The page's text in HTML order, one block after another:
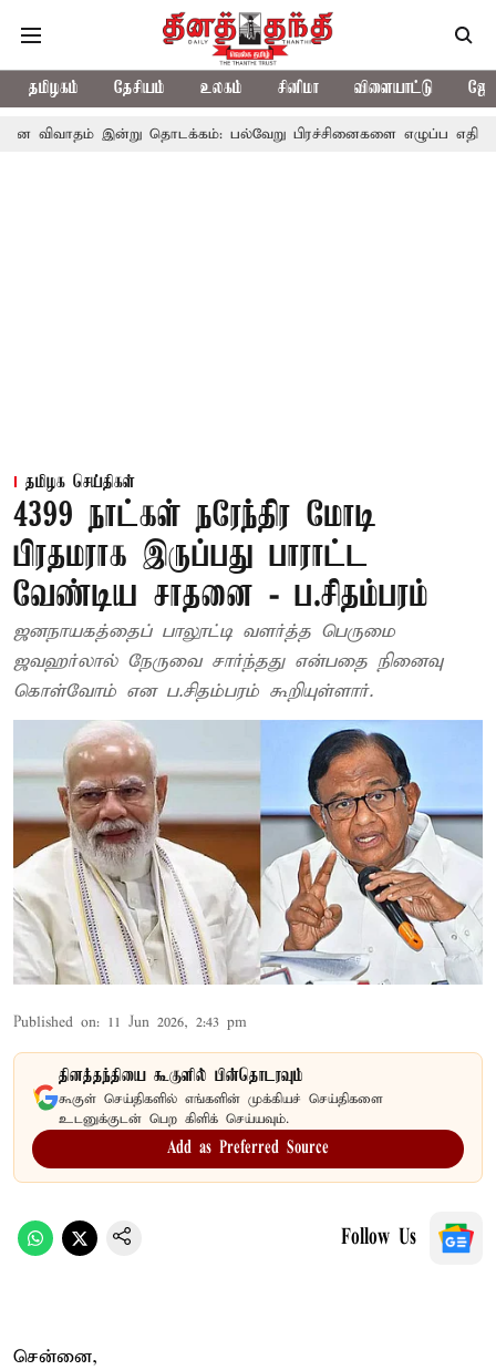
தமிழகம் தேசியம் உலகம் சினிமா விளையாட்டு
தொடக்கம்: பல்வேறு பிரச்சினைகளை எழுப்ப எதிர்க்கட்சிகள்
தமிழக செய்திகள்
4399 நாட்கள் நரேந்திர மோடி
பிரதமராக இருப்பது பாராட்ட
வேண்டிய சாதனை - ப.சிதம்பரம்
ஜனநாயகத்தைப் பாலூட்டி வளர்த்த பெருமை
ஜவஹர்லால் நேருவை சார்ந்தது என்பதை நினைவு
கொள்வோம் என ப.சிதம்பரம் கூறியுள்ளார்.
Published on: 11 Jun 2026, 2:43 pm
தினத்தந்தியை கூகுளில் பின்தொடரவும்
கூகுள் செய்திகளில் எங்களின் முக்கியச் செய்திகளை
உடனுக்குடன் பெற கிளிக் செய்யவும்.
Add as Preferred Source
Follow Us
சென்னை,